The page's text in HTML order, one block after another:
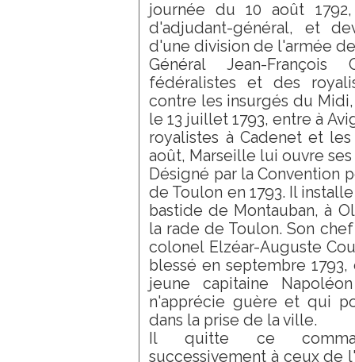
journée du 10 août
d'adjudant-général, et
d'une division de l'armée
Général Jean-François
fédéralistes et des
contre les insurgés du
le 13 juillet 1793, entre à
royalistes à Cadenet et
août, Marseille lui ouvre
Désigné par la Convention
de Toulon en 1793. Il
bastide de Montauban, à
la rade de Toulon. Son
colonel Elzéar-Auguste
blessé en septembre
jeune capitaine
n'apprécie guère et qui
dans la prise de la ville.
Il quitte ce
successivement à ceux de